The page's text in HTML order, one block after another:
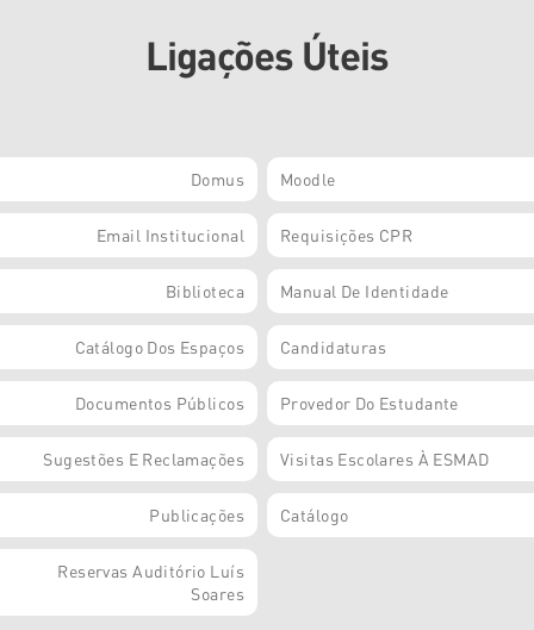
Ligações Úteis
Domus Moodle
Email Institucional Requisições CPR
Biblioteca Manual De Identidade
Catálogo Dos Espaços Candidaturas
Documentos Públicos Provedor Do Estudante
Sugestões E Reclamações Visitas Escolares À ESMAD
Publicações Catálogo
Reservas Auditório Luís
Soares